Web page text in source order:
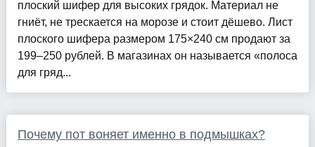
плоский шифер для высоких грядок. Материал не
гниёт, не трескается на морозе и стоит дёшево. Лист
плоского шифера размером 175×240 см продают за
199–250 рублей. В магазинах он называется «полоса
для гряд...
Почему пот воняет именно в подмышках?